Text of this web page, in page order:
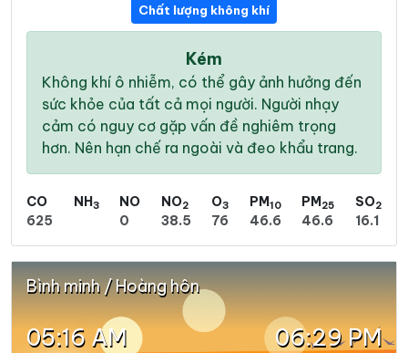
Chất lượng không khí
Kém
Không khí ô nhiễm, có thể gây ảnh hưởng đến
sức khỏe của tất cả mọi người. Người nhạy
cảm có nguy cơ gặp vấn đề nghiêm trọng
hơn. Nên hạn chế ra ngoài và đeo khẩu trang.
CO
625
NH3
NO
0
NO2
38.5
O3
76
PM10
46.6
PM25
46.6
SO2
16.1
Bình minh / Hoàng hôn
05:16 AM 06:29 PM